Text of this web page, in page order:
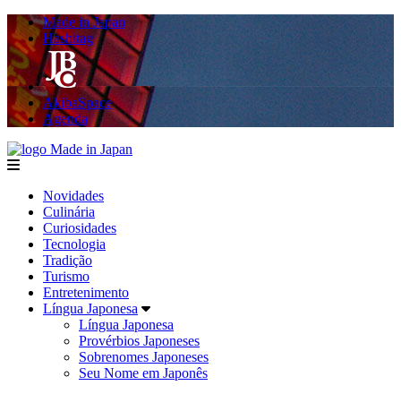
Made in Japan
Hashitag
AkibaSpace
Agenda
menu
Novidades
Culinária
Curiosidades
Tecnologia
Tradição
Turismo
Entretenimento
Língua Japonesa
Língua Japonesa
Provérbios Japoneses
Sobrenomes Japoneses
Seu Nome em Japonês